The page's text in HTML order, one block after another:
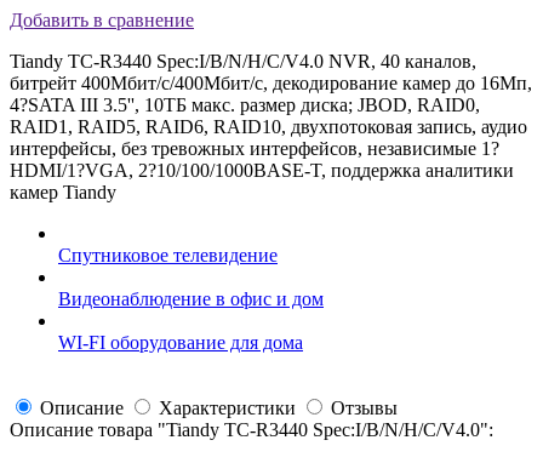
Добавить в сравнение
Tiandy TC-R3440 Spec:I/B/N/H/C/V4.0 NVR, 40 каналов,
битрейт 400Мбит/с/400Мбит/с, декодирование камер до 16Мп,
4?SATA III 3.5'', 10ТБ макс. размер диска; JBOD, RAID0,
RAID1, RAID5, RAID6, RAID10, двухпотоковая запись, аудио
интерфейсы, без тревожных интерфейсов, независимые 1?
HDMI/1?VGA, 2?10/100/1000BASE-T, поддержка аналитики
камер Tiandy
Спутниковое телевидение
Видеонаблюдение в офис и дом
WI-FI оборудование для дома
Описание Характеристики
Отзывы
Описание товара "Tiandy TC-R3440 Spec:I/B/N/H/C/V4.0":